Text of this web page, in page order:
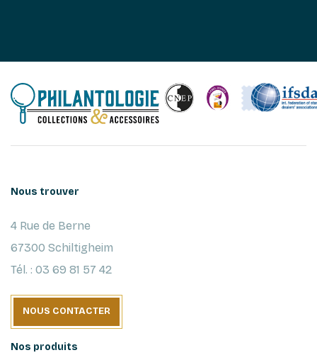
Nous trouver
4 Rue de Berne
67300 Schiltigheim
Tél. : 03 69 81 57 42
NOUS CONTACTER
Nos produits